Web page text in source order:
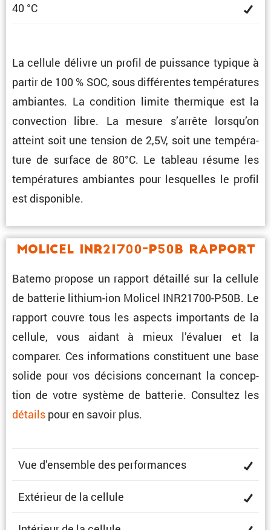
40 °C
La cellule délivre un profil de puissance typique à
partir de 100 % SOC, sous diffé­rentes tempé­ra­tures
ambiantes. La condi­tion limite thermique est la
convec­tion libre. La mesure s’arrête lorsqu’on
atteint soit une tension de 2,5V, soit une tempé­ra­
ture de surface de 80°C. Le tableau résume les
tempé­ra­tures ambiantes pour lesquelles le profil
est disponible.
Molicel INR21700-P50B Rapport
Batemo propose un rapport détaillé sur la cellule
de batterie lithium-ion Molicel INR21700-P50B. Le
rapport couvre tous les aspects impor­tants de la
cellule, vous aidant à mieux l’éva­luer et la
comparer. Ces infor­ma­tions consti­tuent une base
solide pour vos décisions concer­nant la concep­
tion de votre système de batterie. Consultez les
détails pour en savoir plus.
Vue d’ensemble des performances
Extérieur de la cellule